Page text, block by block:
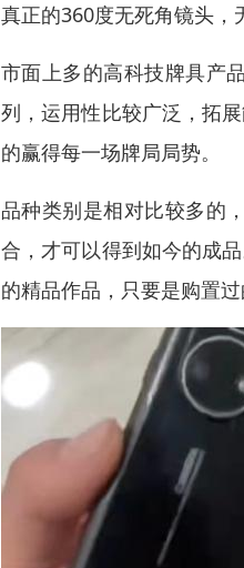
真正的360度无死角镜头，
市面上多的高科技牌具产
列，运用性比较广泛，拓
的赢得每一场牌局局势。
品种类别是相对比较多的
合，才可以得到如今的成
的精品作品，只要是购置